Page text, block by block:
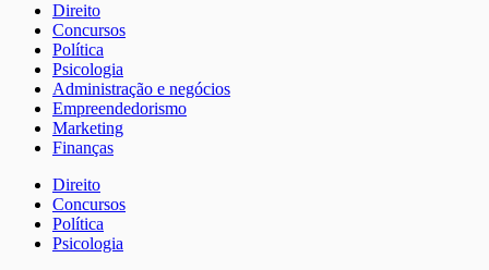
Direito
Concursos
Política
Psicologia
Administração e negócios
Empreendedorismo
Marketing
Finanças
Direito
Concursos
Política
Psicologia